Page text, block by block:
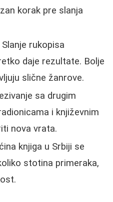
korak pre slanja
Slanje rukopisa
daje rezultate. Bolje
slične žanrove.
sa drugim
i književnim
nova vrata.
knjiga u Srbiji se
stotina primeraka,